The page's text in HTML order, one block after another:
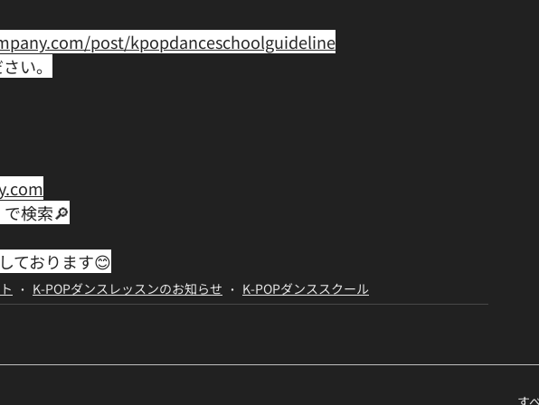
post/kpopdanceschoolguideline﻿
い。﻿
で検索🔎﻿
ております😊
K-POPダンスレッスンのお知らせ K-POPダンススクール